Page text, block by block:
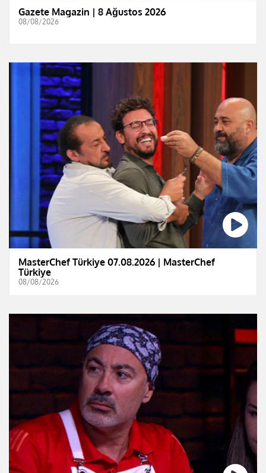
Gazete Magazin | 8 Ağustos 2026
08/08/2026
MasterChef Türkiye 07.08.2026 | MasterChef
Türkiye
08/08/2026